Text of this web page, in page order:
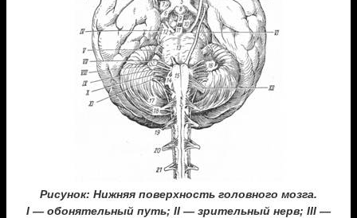
Рисунок: Нижняя поверхность головного мозга.
I — обонятельный путь; II — зрительный нерв; III —